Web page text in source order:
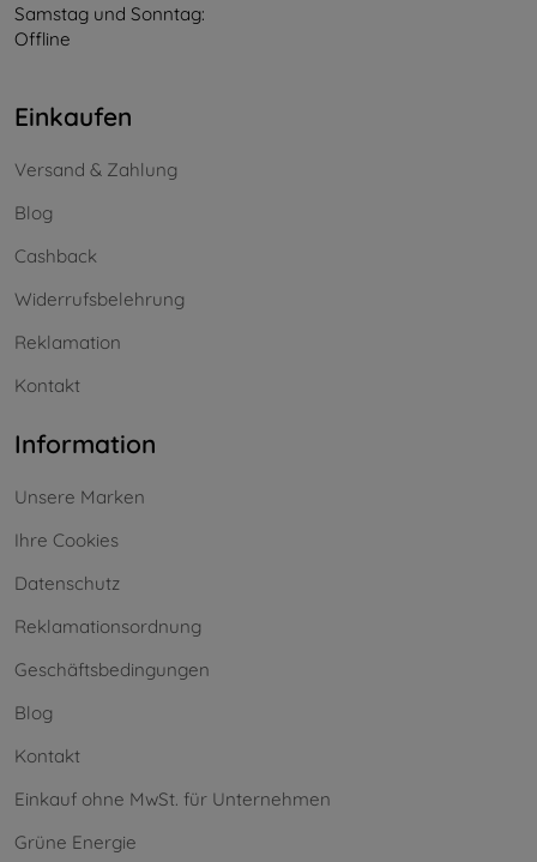
Samstag und Sonntag:
Offline
Einkaufen
Versand & Zahlung
Blog
Cashback
Widerrufsbelehrung
Reklamation
Kontakt
Information
Unsere Marken
Ihre Cookies
Datenschutz
Reklamationsordnung
Geschäftsbedingungen
Blog
Kontakt
Einkauf ohne MwSt. für Unternehmen
Grüne Energie